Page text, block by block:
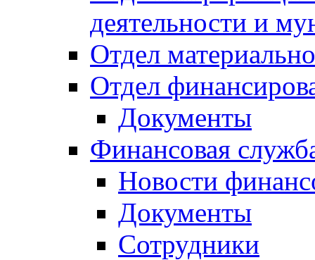
деятельности и
Отдел
Отдел
Документы
Финансовая
Новости
Документы
Сотрудники